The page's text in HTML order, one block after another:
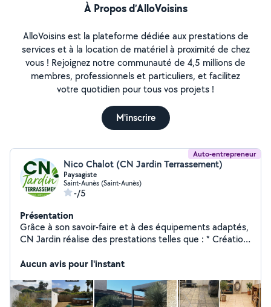
À Propos d’AlloVoisins
AlloVoisins est la plateforme dédiée aux prestations de
services et à la location de matériel à proximité de chez
vous ! Rejoignez notre communauté de 4,5 millions de
membres, professionnels et particuliers, et facilitez
votre quotidien pour tous vos projets !
M'inscrire
Auto-entrepreneur
Nico Chalot (CN Jardin Terrassement)
Paysagiste
Saint-Aunès (Saint-Aunès)
-/5
Présentation
Grâce à son savoir-faire et à des équipements adaptés,
CN Jardin réalise des prestations telles que : * Création
préparation de terrains. * Plantation d'arbres, d'arbustes
rouleaux). * Pose de clôtures, bordures et allées. *
Entretien des espaces verts : tonte, taille, désherbage,
Aucun avis pour l'instant